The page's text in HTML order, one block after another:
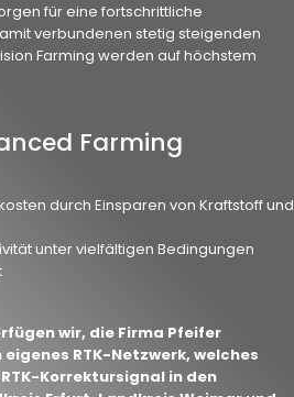
für eine fortschrittliche
verbundenen stetig steigenden
Farming werden auf höchstem
Farming
durch Einsparen von Kraftstoff und
unter vielfältigen Bedingungen
wir, die Firma Pfeifer
RTK-Netzwerk, welches
Korrektursignal in den